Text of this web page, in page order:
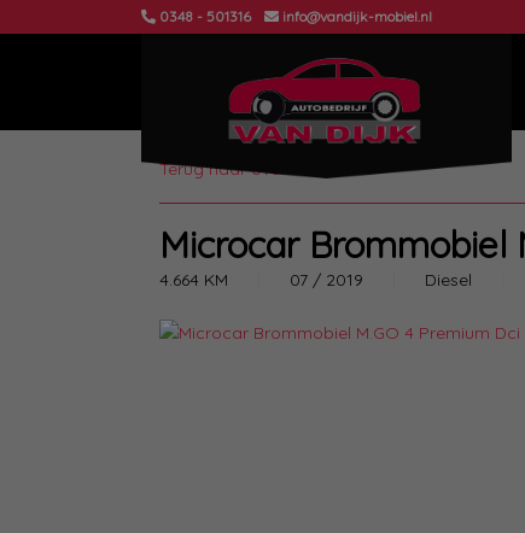
0348 - 501316 info@vandijk-mobiel.nl
Terug naar overzicht
Microcar Brommobiel
4.664 KM 07 / 2019 Diesel